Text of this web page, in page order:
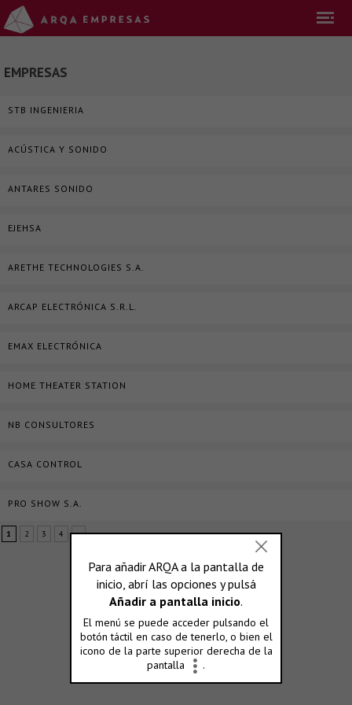
EMPRESAS
STB INGENIERIA
ACÚSTICA Y SONIDO
ANTARES SONIDO
EJEHSA
ARETHE TECHNOLOGIES S.A.
ARCAP ELECTRÓNICA S.R.L.
EMAX ELECTRÓNICA
HOME THEATER STATION
NB CONSULTORES
CASA CONTROL
PRO SHOW S.A.
1 2 3 4 »